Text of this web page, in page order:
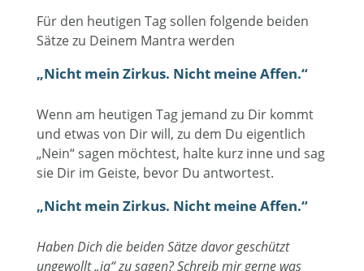
Für den heutigen Tag sollen folgende beiden
Sätze zu Deinem Mantra werden
„Nicht mein Zirkus. Nicht meine Affen.“
Wenn am heutigen Tag jemand zu Dir kommt
und etwas von Dir will, zu dem Du eigentlich
„Nein“ sagen möchtest, halte kurz inne und sag
sie Dir im Geiste, bevor Du antwortest.
„Nicht mein Zirkus. Nicht meine Affen.“
Haben Dich die beiden Sätze davor geschützt
ungewollt „ja“ zu sagen? Schreib mir gerne was